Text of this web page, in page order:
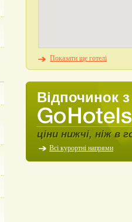
Показати ще готелі
Відпочинок з
ціни нижчі, ніж в
Всі курортні напрями